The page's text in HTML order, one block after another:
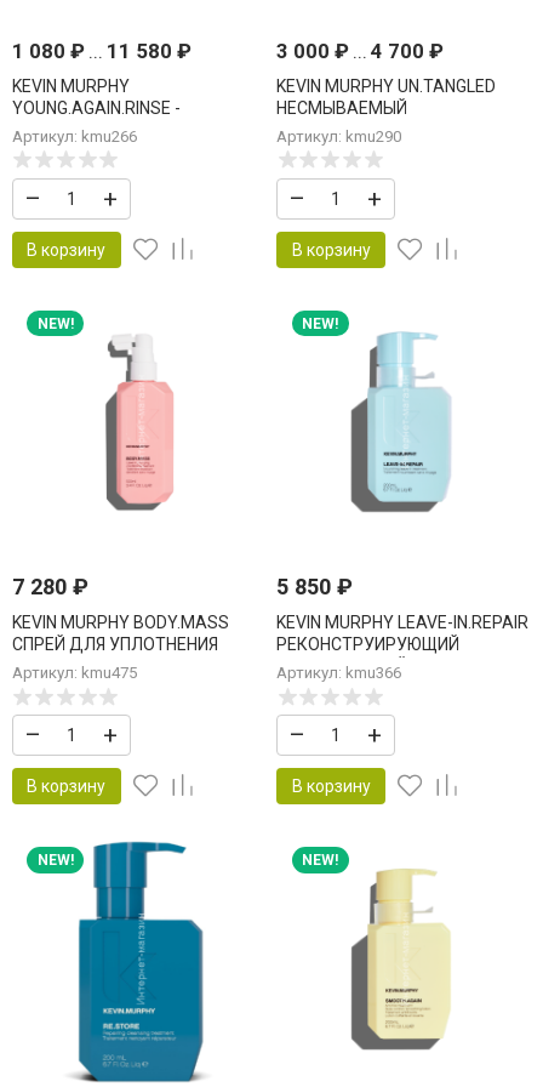
1 080 ₽ ... 11 580 ₽
KEVIN MURPHY
YOUNG.AGAIN.RINSE -
КОНДИЦИОНЕР
УКРЕПЛЯЮЩИЙ ANTI AGE
Артикул: kmu266
– +
В корзину
3 000₽ ... 4 700₽
KEVIN MURPHY UN.TANGLED
НЕСМЫВАЕМЫЙ
КОНДИЦИОНЕР ДЛЯ ЛЕГКОГО
РАСЧЕСЫВАНИЯ
Артикул: kmu290
– +
В корзину
NEW!
7 280 ₽
KEVIN MURPHY BODY.MASS
СПРЕЙ ДЛЯ УПЛОТНЕНИЯ
ВОЛОС 100 мл
Артикул: kmu475
– +
В корзину
NEW!
5 850₽
KEVIN MURPHY LEAVE-IN.REPAIR
РЕКОНСТРУИРУЮЩИЙ
НЕСМЫВАЕМЫЙ УХОД 200 мл
Артикул: kmu366
– +
В корзину
NEW! NEW!